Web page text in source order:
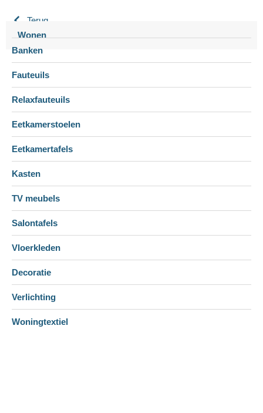
Terug
Wonen
Banken
Fauteuils
Relaxfauteuils
Eetkamerstoelen
Eetkamertafels
Kasten
TV meubels
Salontafels
Vloerkleden
Decoratie
Verlichting
Woningtextiel